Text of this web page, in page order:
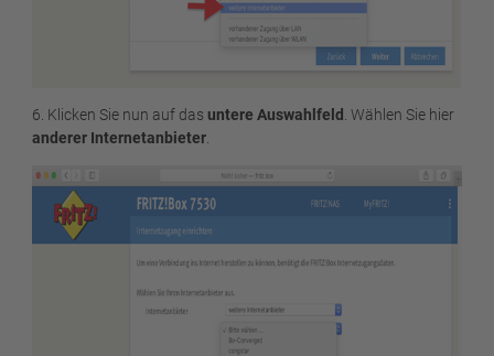
6. Klicken Sie nun auf das untere Auswahlfeld . Wählen Sie hier
anderer Internetanbieter